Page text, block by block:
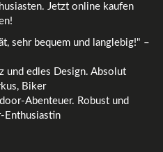
Jetzt online kaufen
bequem und langlebig!" –
edles Design. Absolut
Biker
Abenteuer. Robust und
Enthusiastin